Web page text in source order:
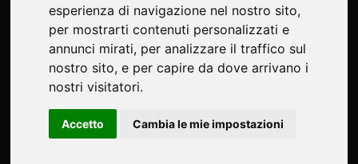
esperienza di navigazione nel nostro sito,
per mostrarti contenuti personalizzati e
annunci mirati, per analizzare il traffico sul
nostro sito, e per capire da dove arrivano i
nostri visitatori.
Accetto Cambia le mie impostazioni